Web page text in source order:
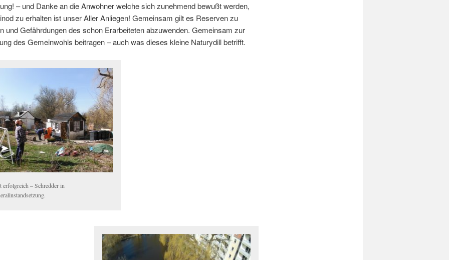
– und Danke an die Anwohner welche sich zunehmend bewußt werden,
zu erhalten ist unser Aller Anliegen! Gemeinsam gilt es Reserven zu
und Gefährdungen des schon Erarbeiteten abzuwenden. Gemeinsam zur
des Gemeinwohls beitragen – auch was dieses kleine Naturydill betrifft.
erfolgreich – Schredder in